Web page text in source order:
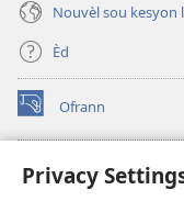
Privacy
Nouvèl sou kesyon
Èd
Ofrann
(opens
new
Bibliyotèk sou
(opens